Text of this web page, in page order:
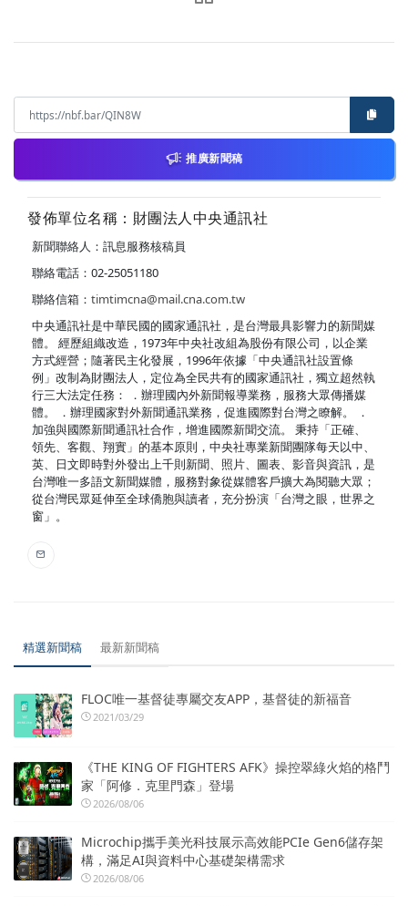
推廣新聞稿
發佈單位名稱：財團法人中央通訊社
新聞聯絡人：訊息服務核稿員
聯絡電話：02-25051180
聯絡信箱： timtimcna@mail.cna.com.tw
中央通訊社是中華民國的國家通訊社，是台灣最具影響力的新聞媒
體。 經歷組織改造，1973年中央社改組為股份有限公司，以企業
方式經營；隨著民主化發展，1996年依據「中央通訊社設置條
例」改制為財團法人，定位為全民共有的國家通訊社，獨立超然執
行三大法定任務： ．辦理國內外新聞報導業務，服務大眾傳播媒
體。 ．辦理國家對外新聞通訊業務，促進國際對台灣之瞭解。 ．
加強與國際新聞通訊社合作，增進國際新聞交流。 秉持「正確、
領先、客觀、翔實」的基本原則，中央社專業新聞團隊每天以中、
英、日文即時對外發出上千則新聞、照片、圖表、影音與資訊，是
台灣唯一多語文新聞媒體，服務對象從媒體客戶擴大為閱聽大眾；
從台灣民眾延伸至全球僑胞與讀者，充分扮演「台灣之眼，世界之
窗」。
精選新聞稿 最新新聞稿
FLOC唯一基督徒專屬交友APP，基督徒的新福音
2021/03/29
《THE KING OF FIGHTERS AFK》操控翠綠火焰的格鬥
家「阿修．克里門森」登場
2026/08/06
Microchip攜手美光科技展示高效能PCIe Gen6儲存架
構，滿足AI與資料中心基礎架構需求
2026/08/06